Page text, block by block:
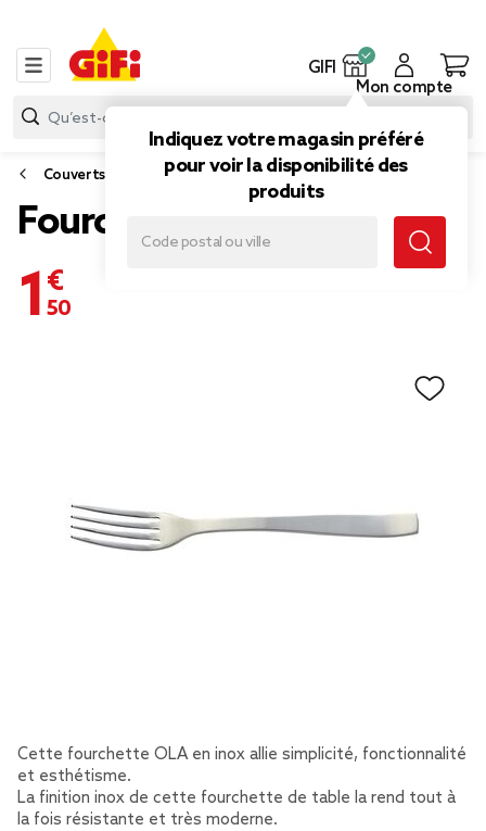
GIFI
Indiquez votre magasin préféré
pour voir la disponibilité des
produits
Mon compte
Couverts
Fourchette inox ola
1,50 €
Cette fourchette OLA en inox allie simplicité, fonctionnalité
et esthétisme.
La finition inox de cette fourchette de table la rend tout à
la fois résistante et très moderne.